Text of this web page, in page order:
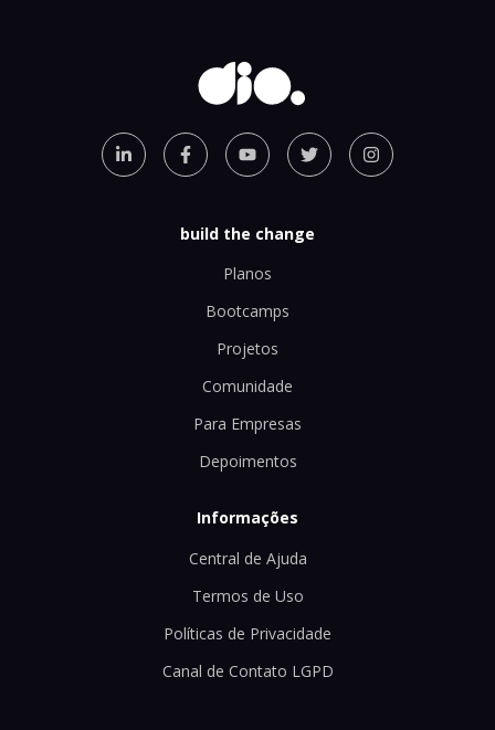
build the change
Planos
Bootcamps
Projetos
Comunidade
Para Empresas
Depoimentos
Informações
Central de Ajuda
Termos de Uso
Políticas de Privacidade
Canal de Contato LGPD